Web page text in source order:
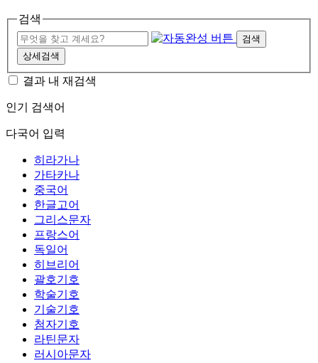
검색
검색
상세검색
결과 내 재검색
인기 검색어
다국어 입력
히라가나
가타카나
중국어
한글고어
그리스문자
프랑스어
독일어
히브리어
괄호기호
학술기호
기술기호
첨자기호
라틴문자
러시아문자